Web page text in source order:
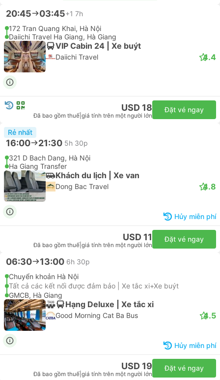
20:45 03:45+1 7h
172 Tran Quang Khai, Hà Nội
Daiichi Travel Ha Giang, Hà Giang
VIP Cabin 24 | Xe buýt
Daiichi Travel 4.4
USD 18
Đã bao gồm thuế giá tính trên một người lớn
Đặt vé ngay
Rẻ nhất
16:00 21:30 5h 30p
321 D Bach Dang, Hà Nội
Ha Giang Transfer
Khách du lịch | Xe van
Dong Bac Travel 4.8
Hủy miễn phí
USD 11
Đã bao gồm thuế giá tính trên một người lớn
Đặt vé ngay
06:30 13:00 6h 30p
Chuyển khoản Hà Nội
Tất cả các kết nối được đảm bảo | Xe tắc xi+Xe buýt
GMCB, Hà Giang
Hạng Deluxe | Xe tắc xi
Good Morning Cat Ba Bus 4.5
Hủy miễn phí
USD 19
Đã bao gồm thuế giá tính trên một người lớn
Đặt vé ngay